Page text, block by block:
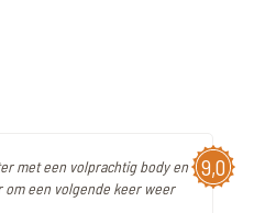
9,0
met een volprachtig body en
om een volgende keer weer